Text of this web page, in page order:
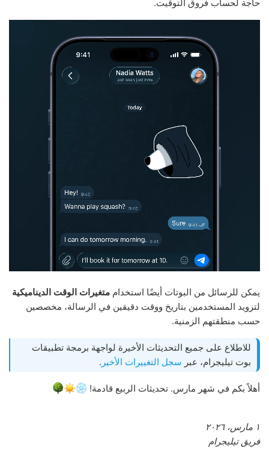
حاجة لحساب فروق التوقيت.
يمكن للرسائل من البوتات أيضًا استخدام متغيرات الوقت الديناميكية
لتزويد المستخدمين بتاريخ ووقت دقيقين في الرسالة، مخصصين
حسب منطقتهم الزمنية.
للاطلاع على جميع التحديثات الأخيرة لواجهة برمجة تطبيقات
بوت تيليجرام، عبر سجل التغييرات الأخير .
أهلاً بكم في شهر مارس. تحديثات الربيع قادمة!
١ مارس، ٢٠٢٦
فريق تيليجرام